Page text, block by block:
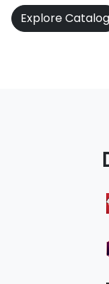
Explore Catalog